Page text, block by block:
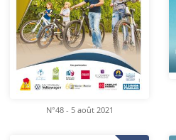
N°48 - 5 août 2021